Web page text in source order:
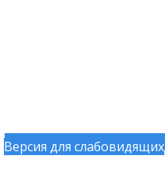
Версия для слабовидящих